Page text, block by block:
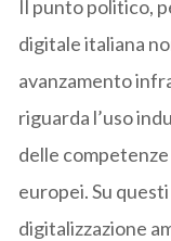
Il punto politico,
digitale italiana
avanzamento
riguarda l’uso
delle
europei. Su
digitalizzazione